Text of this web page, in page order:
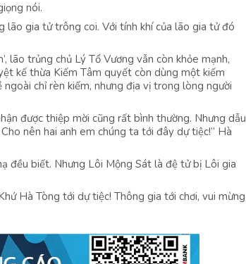
nói.
lão gia tử trông coi. Với tính khí của lão gia tử đó
lão trủng chủ Lý Tổ Vương vẫn còn khỏe mạnh,
kế thừa Kiếm Tâm quyết còn dùng một kiếm
chỉ rèn kiếm, nhưng địa vị trong lòng người
được thiệp mời cũng rất bình thường. Nhưng dẫu
nên hai anh em chúng ta tới đây dự tiệc!” Hà
đều biết. Nhưng Lôi Mộng Sát là đệ tử bị Lôi gia
Hà Tòng tới dự tiệc! Thông gia tới chơi, vui mừng